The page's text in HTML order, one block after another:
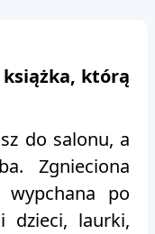
którą
do salonu, a
Zgnieciona
wypchana po
dzieci, laurki,